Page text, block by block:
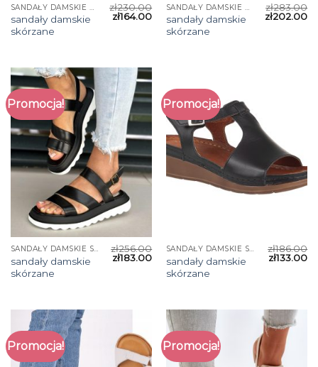
SANDAŁY DAMSKIE SKÓRZANE
sandały damskie
skórzane
zł230.00
zł164.00
SANDAŁY DAMSKIE SKÓRZANE
sandały damskie
skórzane
zł283.00
zł202.00
Promocja!
SANDAŁY DAMSKIE SKÓRZANE
sandały damskie
skórzane
zł256.00
zł183.00
Promocja!
SANDAŁY DAMSKIE SKÓRZANE
sandały damskie
skórzane
zł186.00
zł133.00
Promocja! Promocja!